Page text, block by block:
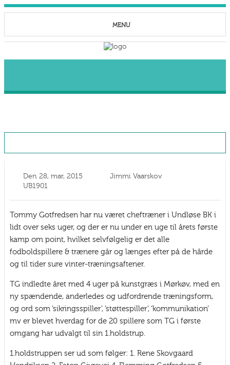
MENU
Den 28, mar, 2015
Jimmi Vaarskov
UB1901
Tommy Gotfredsen har nu været cheftræner i Undløse BK i
lidt over seks uger, og der er nu under en uge til årets første
kamp om point, hvilket selvfølgelig er det alle
fodboldspillere & trænere går og længes efter på de hårde
og til tider sure vinter-træningsaftener.
TG indledte året med 4 uger på kunstgræs i Mørkøv, med en
ny spændende, anderledes og udfordrende træningsform,
og ord som ’sikringsspiller’, ’støttespiller’, ‘kommunikation’
mv er blevet hverdag for de 20 spillere som TG i første
omgang har udvalgt til sin 1.holdstrup.
1.holdstruppen ser ud som følger: 1. Rene Skovgaard